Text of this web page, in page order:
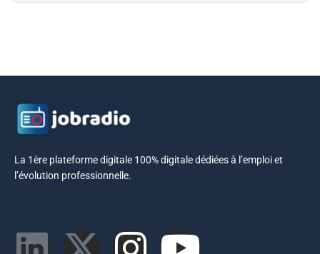
La 1ère plateforme digitale 100% digitale dédiées à l’emploi et
l’évolution professionnelle.